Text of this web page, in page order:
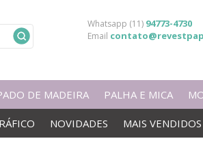
Whatsapp (11) 94773-4730
Email
DE MADEIRA PALHA E MICA
NOVIDADES MAIS VENDIDOS